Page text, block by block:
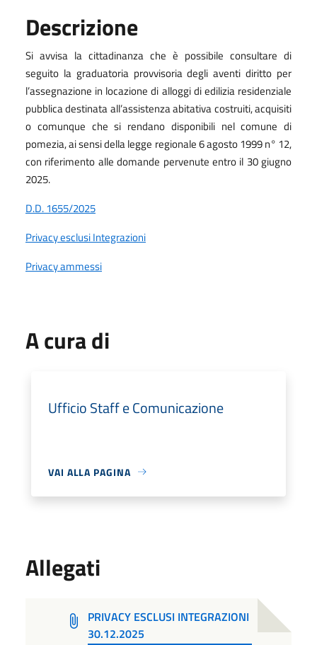
Descrizione
Si avvisa la cittadinanza che è possibile consultare di
seguito la graduatoria provvisoria degli aventi diritto per
l’assegnazione in locazione di alloggi di edilizia residenziale
pubblica destinata all’assistenza abitativa costruiti, acquisiti
o comunque che si rendano disponibili nel comune di
pomezia, ai sensi della legge regionale 6 agosto 1999 n° 12,
con riferimento alle domande pervenute entro il 30 giugno
2025.
D.D. 1655/2025
Privacy esclusi Integrazioni
Privacy ammessi
A cura di
Ufficio Staff e Comunicazione
VAI ALLA PAGINA
Allegati
PRIVACY ESCLUSI INTEGRAZIONI
30.12.2025